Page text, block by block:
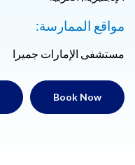
مواقع الممارسة:
مستشفى الإمارات جميرا
Book Now